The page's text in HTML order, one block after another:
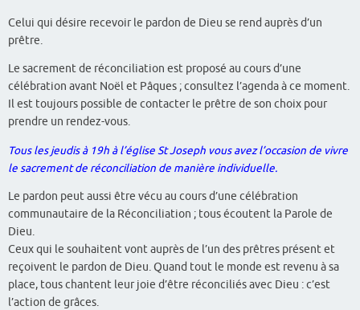
Celui qui désire recevoir le pardon de Dieu se rend auprès d’un
prêtre.
Le sacrement de réconciliation est proposé au cours d’une
célébration avant Noël et Pâques ; consultez l’agenda à ce moment.
Il est toujours possible de contacter le prêtre de son choix pour
prendre un rendez-vous.
Tous les jeudis à 19h à l’église St Joseph vous avez l’occasion de vivre
le sacrement de réconciliation de manière individuelle.
Le pardon peut aussi être vécu au cours d’une célébration
communautaire de la Réconciliation ; tous écoutent la Parole de
Dieu.
Ceux qui le souhaitent vont auprès de l’un des prêtres présent et
reçoivent le pardon de Dieu. Quand tout le monde est revenu à sa
place, tous chantent leur joie d’être réconciliés avec Dieu : c’est
l’action de grâces.